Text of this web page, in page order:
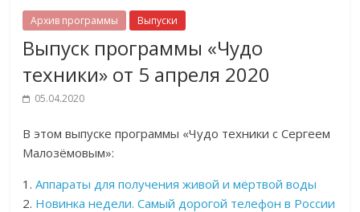
Архив программы Выпуски
Выпуск программы «Чудо
техники» от 5 апреля 2020
05.04.2020
В этом выпуске программы «Чудо техники с Сергеем
Малозёмовым»:
1.Аппараты для получения живой и мёртвой воды
2. Новинка недели. Самый дорогой телефон в России